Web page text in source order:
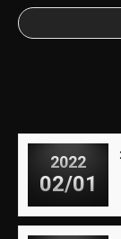
2022
02/01